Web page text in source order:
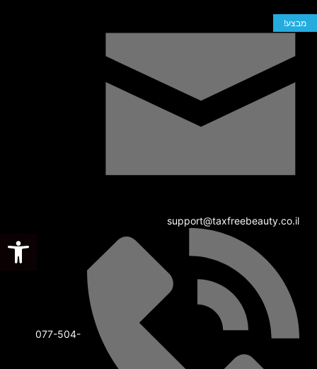
פתח סרגל נגישות
support@taxfreebeauty.co.il
077-504-
מבצע!